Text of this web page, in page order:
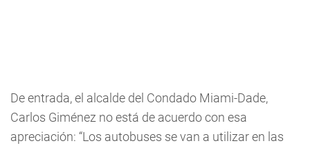
De entrada, el alcalde del Condado Miami-Dade,
Carlos Giménez no está de acuerdo con esa
apreciación: “Los autobuses se van a utilizar en las